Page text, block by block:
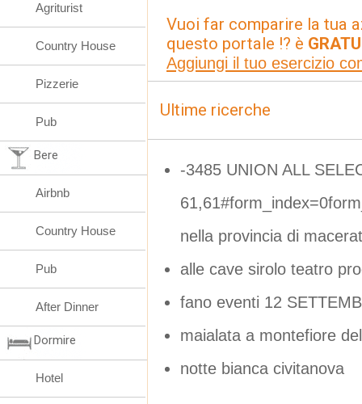
Vuoi far comparire la tua
questo portale !? è
Aggiungi il tuo esercizio
Ultime ricerche
-3485 UNION ALL
nella provincia di
alle cave sirolo teatro
fano eventi 12
maialata a montefiore
notte bianca civitanova
Agriturist
Country House
Pizzerie
Pub
Bere
Airbnb
Country House
Pub
After Dinner
Dormire
Hotel